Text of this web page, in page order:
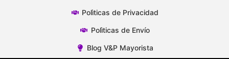
Polìticas de Privacidad
Polìticas de Envío
Blog V&P Mayorista